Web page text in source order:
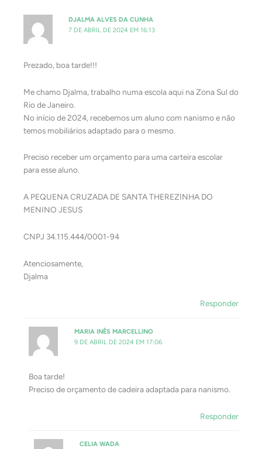
DJALMA ALVES DA CUNHA
7 DE ABRIL DE 2024 EM 16:13
Prezado, boa tarde!!!
Me chamo Djalma, trabalho numa escola aqui na Zona Sul do
Rio de Janeiro.
No início de 2024, recebemos um aluno com nanismo e não
temos mobiliários adaptado para o mesmo.
Preciso receber um orçamento para uma carteira escolar
para esse aluno.
A PEQUENA CRUZADA DE SANTA THEREZINHA DO
MENINO JESUS
CNPJ 34.115.444/0001-94
Atenciosamente,
Djalma
Responder
MARIA INÊS MARCELLINO
9 DE ABRIL DE 2024 EM 17:06
Boa tarde!
Preciso de orçamento de cadeira adaptada para nanismo.
Responder
CELIA WADA